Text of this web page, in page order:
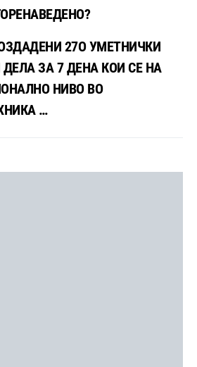
27О УМЕТНИЧКИ
ЗА 7 ДЕНА КОИ СЕ НА
НИВО ВО
…